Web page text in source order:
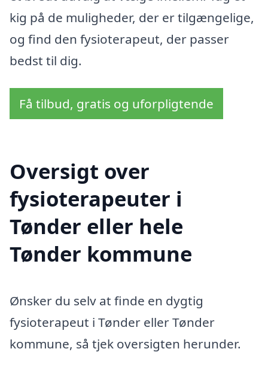
kig på de muligheder, der er tilgængelige,
og find den fysioterapeut, der passer
bedst til dig.
Få tilbud, gratis og uforpligtende
Oversigt over
fysioterapeuter i
Tønder eller hele
Tønder kommune
Ønsker du selv at finde en dygtig
fysioterapeut i Tønder eller Tønder
kommune, så tjek oversigten herunder.